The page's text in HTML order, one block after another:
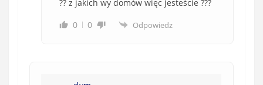
?? z jakich wy domów więc jesteście ???
0
0 Odpowiedz